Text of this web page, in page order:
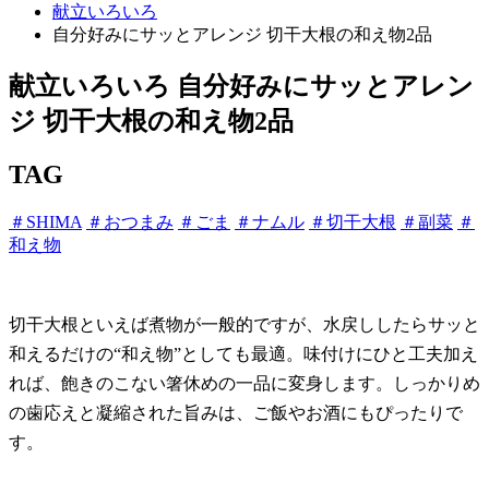
献立いろいろ
自分好みにサッとアレンジ 切干大根の和え物2品
献立いろいろ 自分好みにサッとアレン
ジ 切干大根の和え物2品
TAG
＃SHIMA ＃おつまみ ＃ごま ＃ナムル ＃切干大根 ＃副菜 ＃
和え物
切干大根といえば煮物が一般的ですが、水戻ししたらサッと
和えるだけの“和え物”としても最適。味付けにひと工夫加え
れば、飽きのこない箸休めの一品に変身します。しっかりめ
の歯応えと凝縮された旨みは、ご飯やお酒にもぴったりで
す。